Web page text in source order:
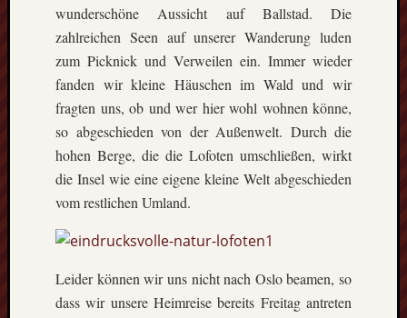
wunderschöne Aussicht auf Ballstad. Die
zahlreichen Seen auf unserer Wanderung luden
zum Picknick und Verweilen ein. Immer wieder
fanden wir kleine Häuschen im Wald und wir
fragten uns, ob und wer hier wohl wohnen könne,
so abgeschieden von der Außenwelt. Durch die
hohen Berge, die die Lofoten umschließen, wirkt
die Insel wie eine eigene kleine Welt abgeschieden
vom restlichen Umland.
Leider können wir uns nicht nach Oslo beamen, so
dass wir unsere Heimreise bereits Freitag antreten